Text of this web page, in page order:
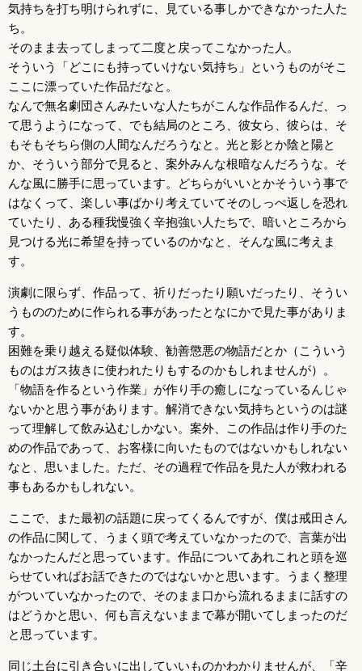
気持ちを打ち明けられずに、見ている事しかできなかった人た
ち。
そのまま去ってしまって二度と戻ってこなかった人。
そういう「どこにも持っていけない気持ち」というものがそこ
ここに漂っていた作品だなと。
なんで無名劇団さんみたいな人たちがこんな作品作るんだ、っ
て思うようになって、でも結局のところ、彼女ら、彼らは、そ
もそもそちら側の人間なんだろうなと。光と影とか陰と陽と
か、そういう部分で見ると、案外みんな根暗なんだろうな。そ
んな風に勝手に思っています。どちらがいいとかそういう事で
はなくって、楽しい事ばかり考えていてそのしっぺ返しを恐れ
ていたり、ある種我慢強く辛抱強い人たちで、暗いところから
見つける光に希望を持っているのかなと、そんな風に考えま
す。
演劇に限らず、作品って、祈りだったり願いだったり、そうい
うもののために作られる事があったとなにかで見た事がありま
す。
困難を乗り越える疑似体験、勧善懲悪の物語だとか（こういう
ものはガス抜きに使われたりもするのかもしれませんが）。
「物語を作るという作業」が作り手の癒しになっているんじゃ
ないかと思う事があります。解消できない気持ちというのは謎
って理解して飲み込むしかない。案外、この作品は作り手のた
めの作品であって、お客様に向いたものではないかもしれない
なと、思いました。ただ、その過程で作品を見た人が救われる
事もあるかもしれない。
ここで、また最初の話題に戻ってくるんですが、僕は戒田さん
の作品に関して、うまく頭で考えていなかったので、言葉が出
なかったんだと思っています。作品についてあれこれと頭を巡
らせていればお話できたのではないかと思います。うまく整理
がついていなかったので、そのまま口から流れるままに話すの
はどうかと思い、何も言えないままで幕が開いてしまったのだ
と思っています。
同じ土台に引き合いに出していいものかわかりませんが、「辛